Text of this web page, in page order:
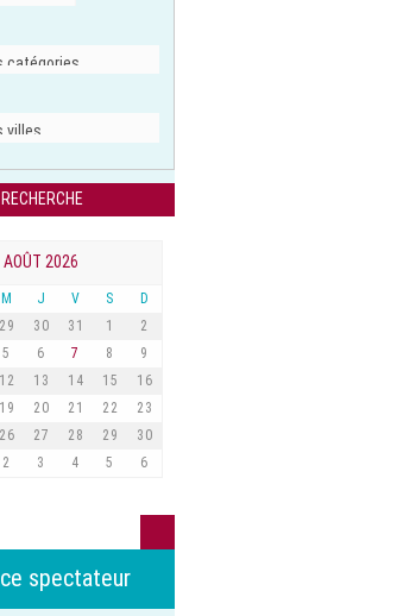
AOÛT 2026
M J V S
D
29 30 31 1
2
5 6 7 8
9
12 13 14 15
16
19 20 21 22
23
26 27 28 29
30
2 3 4 5 6
spectateur